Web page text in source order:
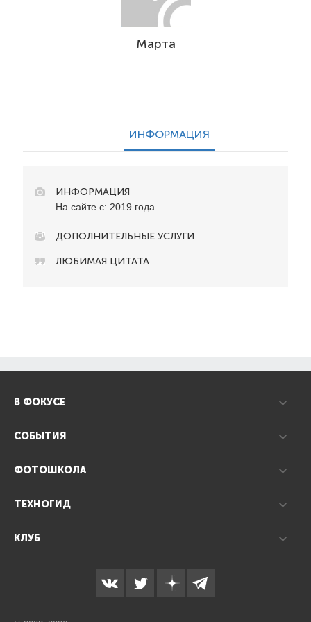
Марта
ИНФОРМАЦИЯ
ИНФОРМАЦИЯ
На сайте с: 2019 года
ДОПОЛНИТЕЛЬНЫЕ УСЛУГИ
ЛЮБИМАЯ ЦИТАТА
В ФОКУСЕ
СОБЫТИЯ
ФОТОШКОЛА
ТЕХНОГИД
КЛУБ